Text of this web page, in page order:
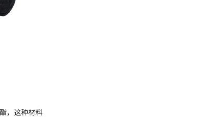
，这种材料